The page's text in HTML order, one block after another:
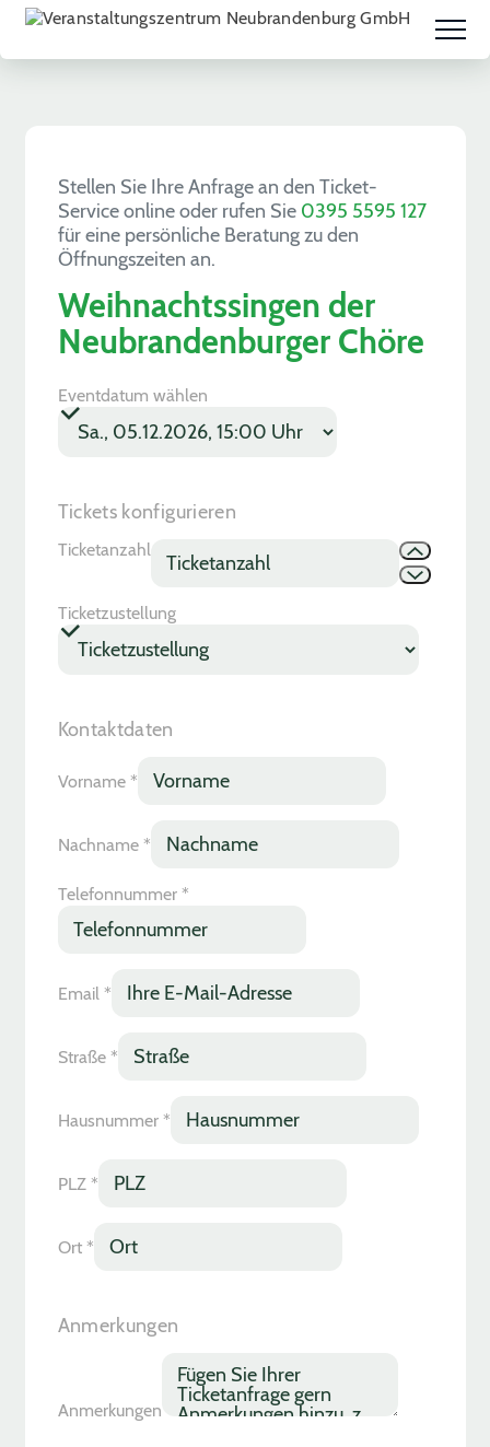
Stellen Sie Ihre Anfrage an den Ticket-
Service online oder rufen Sie 0395 5595 127
für eine persönliche Beratung zu den
Öffnungszeiten an.
Weihnachtssingen der
Neubrandenburger Chöre
Eventdatum wählen
Tickets konfigurieren
Ticketanzahl
Ticketzustellung
Kontaktdaten
Vorname *
Nachname *
Telefonnummer *
Email *
Straße *
Hausnummer *
PLZ Ort
Nachname
PLZ *
Ort *
Anmerkungen
Anmerkungen